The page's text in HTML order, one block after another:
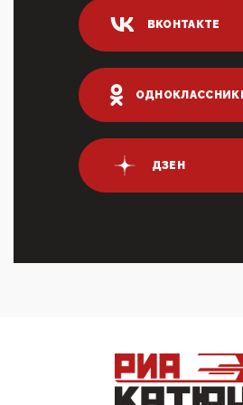
04:47, 10 Апреля 2026
ИНН для переводов по СБП это
логических двухЗаполнение
переводах по ...
03:35, 10 Апреля 2026
Суммарное вознаграждение
крупных банках по итогам 2025
03:01, 10 Апреля 2026
Террорист и убийца Буданов
что союзники просили Киев не
входМошенники активно
Госуслугах уме...
12:01, 10 Апреля 2026
ВКОНТАКТЕ
ДЗЕН